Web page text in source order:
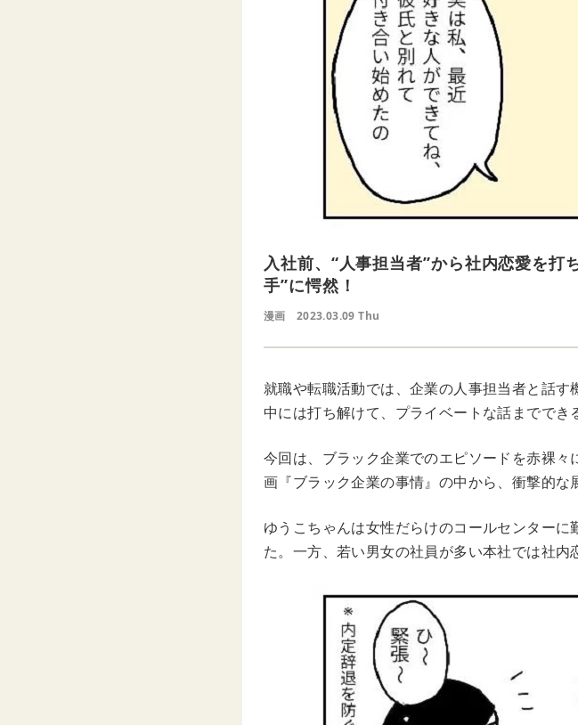
入社前、“人事担当者”から社内恋愛を
手”に愕然！
漫画 2023.03.09 Thu
就職や転職活動では、企業の人事担当者と話す
中には打ち解けて、プライベートな話まででき
今回は、ブラック企業でのエピソードを赤裸
画『ブラック企業の事情』の中から、衝撃的な
ゆうこちゃんは女性だらけのコールセンター
た。一方、若い男女の社員が多い本社では社内